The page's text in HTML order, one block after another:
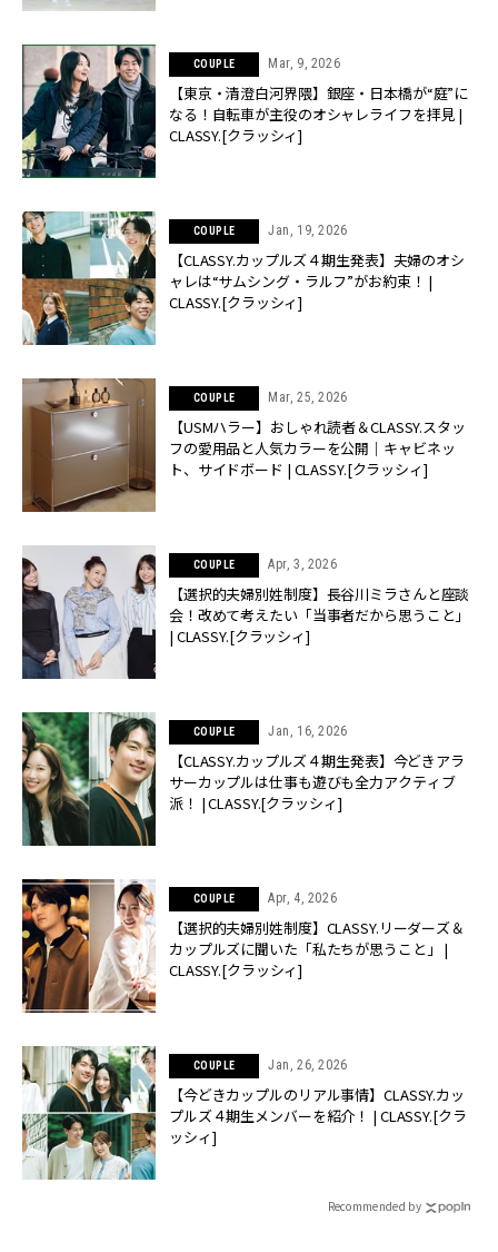
COUPLE Mar, 9, 2026
【東京・清澄白河界隈】銀座・日本橋が“庭”に
なる！自転車が主役のオシャレライフを拝見 |
CLASSY.[クラッシィ]
COUPLE Jan, 19, 2026
【CLASSY.カップルズ４期生発表】夫婦のオシ
ャレは“サムシング・ラルフ”がお約束！ |
CLASSY.[クラッシィ]
COUPLE Mar, 25, 2026
【USMハラー】おしゃれ読者＆CLASSY.スタッ
フの愛用品と人気カラーを公開｜キャビネッ
ト、サイドボード | CLASSY.[クラッシィ]
COUPLE Apr, 3, 2026
【選択的夫婦別姓制度】長谷川ミラさんと座談
会！改めて考えたい「当事者だから思うこと」
| CLASSY.[クラッシィ]
COUPLE Jan, 16, 2026
【CLASSY.カップルズ４期生発表】今どきアラ
サーカップルは仕事も遊びも全力アクティブ
派！ | CLASSY.[クラッシィ]
COUPLE Apr, 4, 2026
【選択的夫婦別姓制度】CLASSY.リーダーズ＆
カップルズに聞いた「私たちが思うこと」 |
CLASSY.[クラッシィ]
COUPLE Jan, 26, 2026
【今どきカップルのリアル事情】CLASSY.カッ
プルズ４期生メンバーを紹介！ | CLASSY.[クラ
ッシィ]
Recommended by